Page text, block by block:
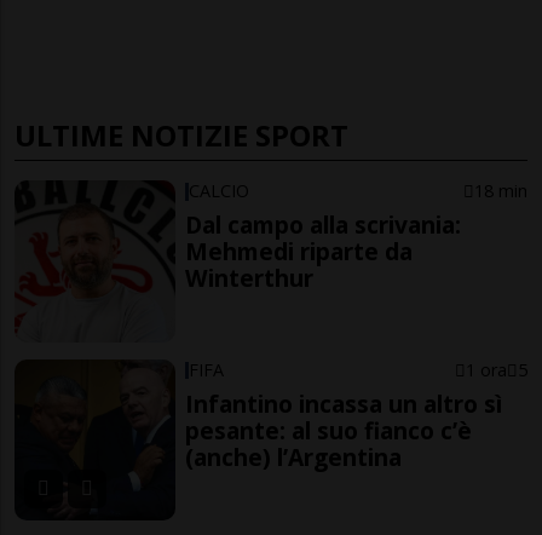
ULTIME NOTIZIE SPORT
CALCIO 18 min
Dal campo alla scrivania:
Mehmedi riparte da
Winterthur
FIFA 1 ora 5
Infantino incassa un altro sì
pesante: al suo fianco c’è
(anche) l’Argentina